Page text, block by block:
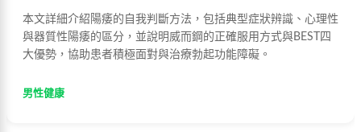
本文詳細介紹陽痿的自我判斷方法，包括典型症狀辨識、心理性
與器質性陽痿的區分，並說明威而鋼的正確服用方式與BEST四
大優勢，協助患者積極面對與治療勃起功能障礙。
男性健康